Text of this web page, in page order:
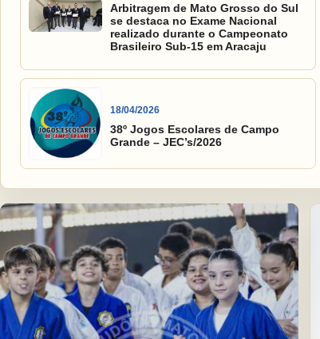
Arbitragem de Mato Grosso do Sul
se destaca no Exame Nacional
realizado durante o Campeonato
Brasileiro Sub-15 em Aracaju
18/04/2026
38º Jogos Escolares de Campo
Grande – JEC’s/2026